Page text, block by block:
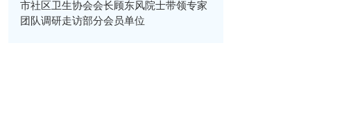
市社区卫生协会会长顾东风院士带领专家
团队调研走访部分会员单位